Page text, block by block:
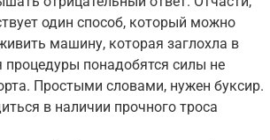
один способ, который можно
машину, которая заглохла в
понадобятся силы не
Простыми словами, нужен буксир.
в наличии прочного троса